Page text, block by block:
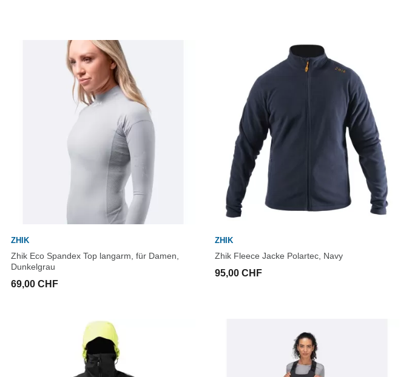
ZHIK
Zhik Eco Spandex Top langarm, für Damen,
Dunkelgrau
69,00 CHF
ZHIK
Zhik Fleece Jacke Polartec, Navy
95,00 CHF